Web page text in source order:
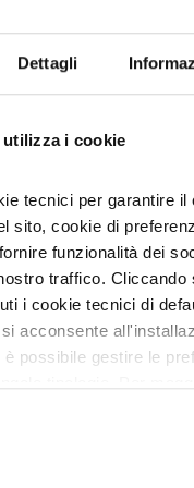
Dettagli
i cookie
tecnici per garantire il
sito, cookie di
funzionalità dei
traffico. Cliccando
i cookie tecnici di
acconsente
possibile gestire le
INTRODOTTO PER
PER LE SUE
2026
LA "GUIDA FREE" 2026
2026